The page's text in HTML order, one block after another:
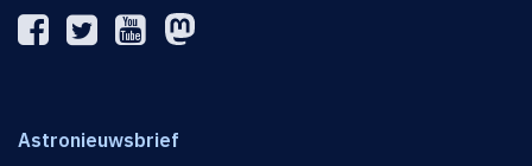
Astronieuwsbrief